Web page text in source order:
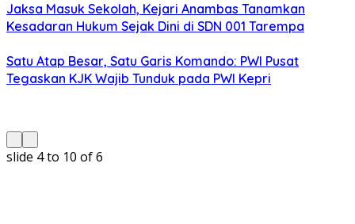
Jaksa Masuk Sekolah, Kejari Anambas Tanamkan
Kesadaran Hukum Sejak Dini di SDN 001 Tarempa
Satu Atap Besar, Satu Garis Komando: PWI Pusat
Tegaskan KJK Wajib Tunduk pada PWI Kepri
slide 5 to 10 of 6